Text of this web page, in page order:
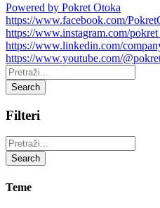
Powered by Pokret Otoka
https://www.facebook.com/
https://www.instagram.com/
https://www.linkedin.com/
https://www.youtube.com/
Pretraži:
Search
Filteri
Pretraži:
Search
Teme